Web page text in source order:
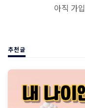
아직 가
추천글